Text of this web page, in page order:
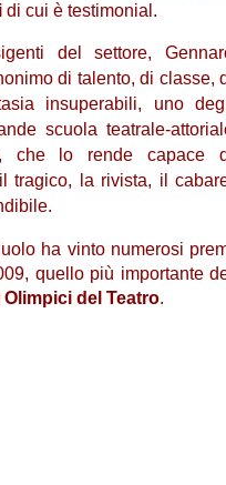
di cui è testimonial.
del settore,
di talento, di classe,
insuperabili, uno
scuola teatrale-
che lo rende capace
tragico, la rivista, il
ha vinto numerosi
quello più importante
Olimpici del Teatro.